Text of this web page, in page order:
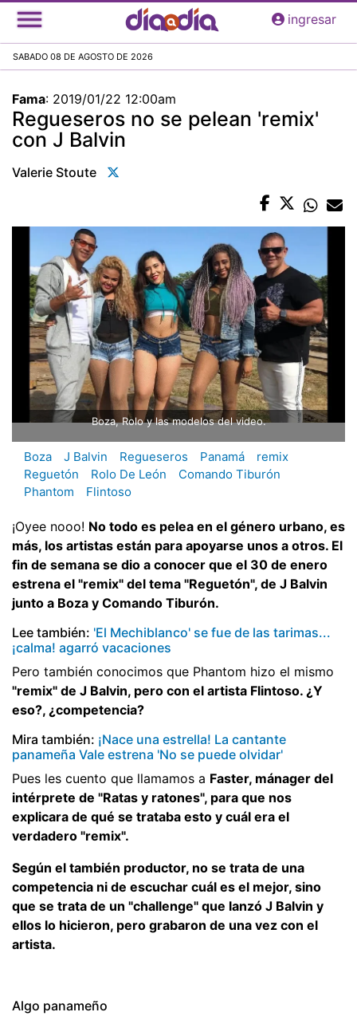
Pasar
al
principal
ingresar
SABADO 08 DE AGOSTO DE 2026
Fama: 2019/01/22 12:00am
Regueseros no se pelean 'remix'
con J Balvin
Valerie Stoute
Boza, Rolo y las modelos del video.
Boza J Balvin Regueseros Panamá
remix
Reguetón
Rolo De León
Comando Tiburón
Phantom
Flintoso
¡Oyee nooo! No todo es pelea en el género urbano, es
más, los artistas están para apoyarse unos a otros. El
fin de semana se dio a conocer que el 30 de enero
estrena el "remix" del tema "Reguetón", de J Balvin
junto a Boza y Comando Tiburón.
Lee también: 'El Mechiblanco' se fue de las tarimas...
¡calma! agarró vacaciones
Pero también conocimos que Phantom hizo el mismo
"remix" de J Balvin, pero con el artista Flintoso. ¿Y
eso?, ¿competencia?
Mira también: ¡Nace una estrella! La cantante
panameña Vale estrena 'No se puede olvidar'
Pues les cuento que llamamos a Faster, mánager del
intérprete de "Ratas y ratones", para que nos
explicara de qué se trataba esto y cuál era el
verdadero "remix".
Según el también productor, no se trata de una
competencia ni de escuchar cuál es el mejor, sino
que se trata de un "challenge" que lanzó J Balvin y
ellos lo hicieron, pero grabaron de una vez con el
artista.
Algo panameño